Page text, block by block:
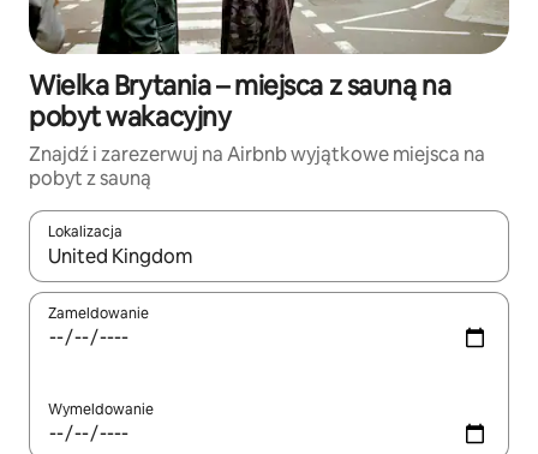
Wielka Brytania – miejsca z sauną na
pobyt wakacyjny
Znajdź i zarezerwuj na Airbnb wyjątkowe miejsca na
pobyt z sauną
Lokalizacja
Gdy wyniki będą dostępne, możesz poruszać się po nich za
Zameldowanie
Wymeldowanie